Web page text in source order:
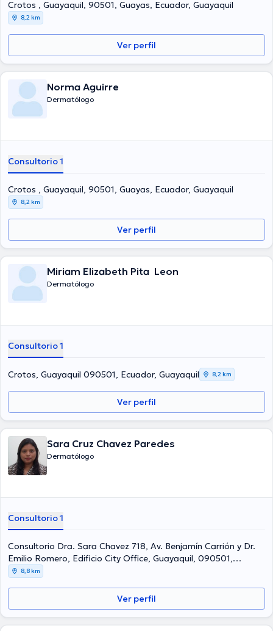
especialización y ha anunciado diversos comunicados.
Crotos , Guayaquil, 90501, Guayas, Ecuador, Guayaquil
8,2 km
Ver perfil
Norma Aguirre
Dermatólogo
Consultorio 1
Crotos , Guayaquil, 90501, Guayas, Ecuador, Guayaquil
8,2 km
Ver perfil
Miriam Elizabeth Pita Leon
Dermatólogo
Consultorio 1
Crotos, Guayaquil 090501, Ecuador, Guayaquil 8,2 km
Ver perfil
Sara Cruz Chavez Paredes
Dermatólogo
Consultorio 1
Consultorio Dra. Sara Chavez 718, Av. Benjamín Carrión y Dr.
Emilio Romero, Edificio City Office, Guayaquil, 090501,
Ecuador, Guayaquil
8,8 km
Ver perfil